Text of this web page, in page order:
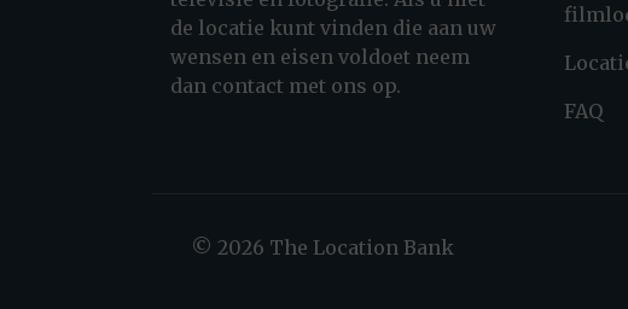
de locatie kunt vinden die aan uw
wensen en eisen voldoet neem
dan contact met ons op.
FAQ
© 2026 The Location Bank